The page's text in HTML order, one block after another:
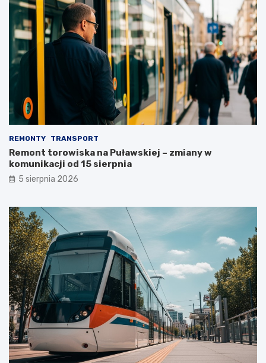
REMONTY TRANSPORT
Remont torowiska na Puławskiej – zmiany w
komunikacji od 15 sierpnia
5 sierpnia 2026